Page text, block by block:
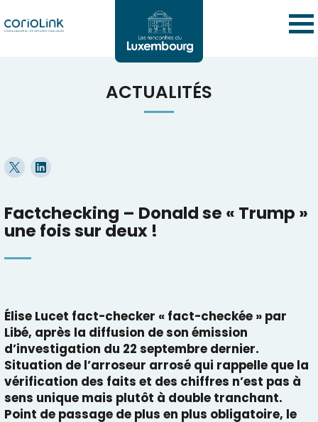
ACTUALITÉS
Factchecking – Donald se « Trump »
une fois sur deux !
Élise Lucet fact-checker « fact-checkée » par
Libé, après la diffusion de son émission
d’investigation du 22 septembre dernier.
Situation de l’arroseur arrosé qui rappelle que la
vérification des faits et des chiffres n’est pas à
sens unique mais plutôt à double tranchant.
Point de passage de plus en plus obligatoire, le